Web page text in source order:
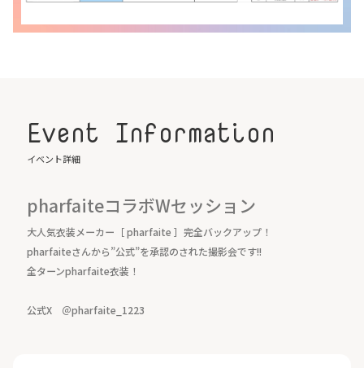
Event Information
イベント詳細
pharfaiteコラボWセッション
大人気衣装メーカー［ pharfaite ］完全バックアップ！
pharfaiteさんから”公式”を承認のされた撮影会です!!
全ターンpharfaite衣装！
公式X ＠pharfaite_1223